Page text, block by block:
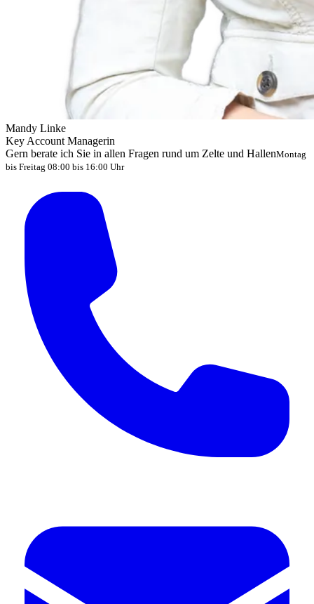
Mandy Linke
Key Account Managerin
Gern berate ich Sie in allen Fragen rund um Zelte und HallenMontag
bis Freitag 08:00 bis 16:00 Uhr